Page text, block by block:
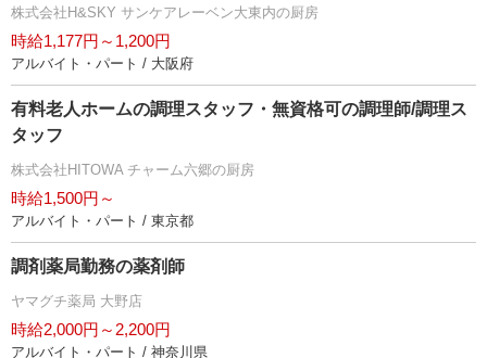
株式会社H&SKY サンケアレーベン大東内の厨房
時給1,177円～1,200円
アルバイト・パート / 大阪府
有料老人ホームの調理スタッフ・無資格可の調理師/調理ス
タッフ
株式会社HITOWA チャーム六郷の厨房
時給1,500円～
アルバイト・パート / 東京都
調剤薬局勤務の薬剤師
ヤマグチ薬局 大野店
時給2,000円～2,200円
アルバイト・パート / 神奈川県